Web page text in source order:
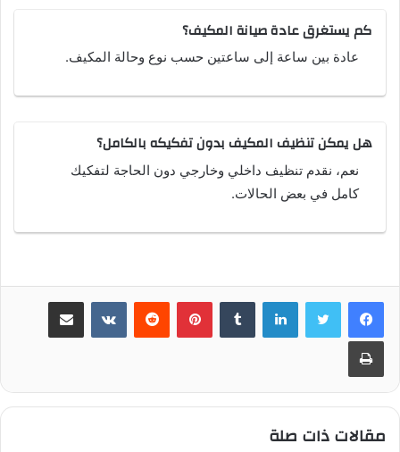
كم يستغرق عادة صيانة المكيف؟
عادة بين ساعة إلى ساعتين حسب نوع وحالة المكيف.
هل يمكن تنظيف المكيف بدون تفكيكه بالكامل؟
نعم، نقدم تنظيف داخلي وخارجي دون الحاجة لتفكيك
كامل في بعض الحالات.
لينكدإن بينتيريست مشاركة عبر البريد
طباعة
مقالات ذات صلة